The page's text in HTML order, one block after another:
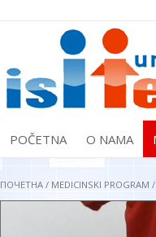
POČETNA O NAMA
ПОЧЕТНА / MEDICINSKI PROGRAM /